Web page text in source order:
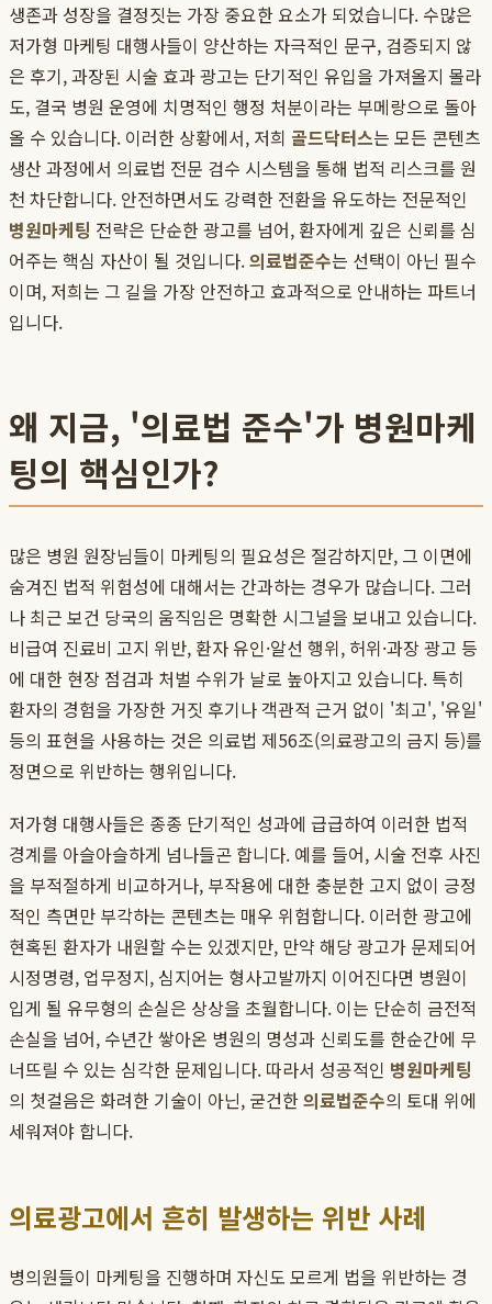
생존과 성장을 결정짓는 가장 중요한 요소가 되었습니다. 수많은
저가형 마케팅 대행사들이 양산하는 자극적인 문구, 검증되지 않
은 후기, 과장된 시술 효과 광고는 단기적인 유입을 가져올지 몰라
도, 결국 병원 운영에 치명적인 행정 처분이라는 부메랑으로 돌아
올 수 있습니다. 이러한 상황에서, 저희 골드닥터스는 모든 콘텐츠
생산 과정에서 의료법 전문 검수 시스템을 통해 법적 리스크를 원
천 차단합니다. 안전하면서도 강력한 전환을 유도하는 전문적인
병원마케팅 전략은 단순한 광고를 넘어, 환자에게 깊은 신뢰를 심
어주는 핵심 자산이 될 것입니다.의료법준수는 선택이 아닌 필수
이며, 저희는 그 길을 가장 안전하고 효과적으로 안내하는 파트너
입니다.
왜 지금, '의료법 준수'가 병원마케
팅의 핵심인가?
많은 병원 원장님들이 마케팅의 필요성은 절감하지만, 그 이면에
숨겨진 법적 위험성에 대해서는 간과하는 경우가 많습니다. 그러
나 최근 보건 당국의 움직임은 명확한 시그널을 보내고 있습니다.
비급여 진료비 고지 위반, 환자 유인·알선 행위, 허위·과장 광고 등
에 대한 현장 점검과 처벌 수위가 날로 높아지고 있습니다. 특히
환자의 경험을 가장한 거짓 후기나 객관적 근거 없이 '최고', '유일'
등의 표현을 사용하는 것은 의료법 제56조(의료광고의 금지 등)를
정면으로 위반하는 행위입니다.
저가형 대행사들은 종종 단기적인 성과에 급급하여 이러한 법적
경계를 아슬아슬하게 넘나들곤 합니다. 예를 들어, 시술 전후 사진
을 부적절하게 비교하거나, 부작용에 대한 충분한 고지 없이 긍정
적인 측면만 부각하는 콘텐츠는 매우 위험합니다. 이러한 광고에
현혹된 환자가 내원할 수는 있겠지만, 만약 해당 광고가 문제되어
시정명령, 업무정지, 심지어는 형사고발까지 이어진다면 병원이
입게 될 유무형의 손실은 상상을 초월합니다. 이는 단순히 금전적
손실을 넘어, 수년간 쌓아온 병원의 명성과 신뢰도를 한순간에 무
너뜨릴 수 있는 심각한 문제입니다. 따라서 성공적인 병원마케팅
의 첫걸음은 화려한 기술이 아닌, 굳건한의료법준수의 토대 위에
세워져야 합니다.
의료광고에서 흔히 발생하는 위반 사례
병의원들이 마케팅을 진행하며 자신도 모르게 법을 위반하는 경